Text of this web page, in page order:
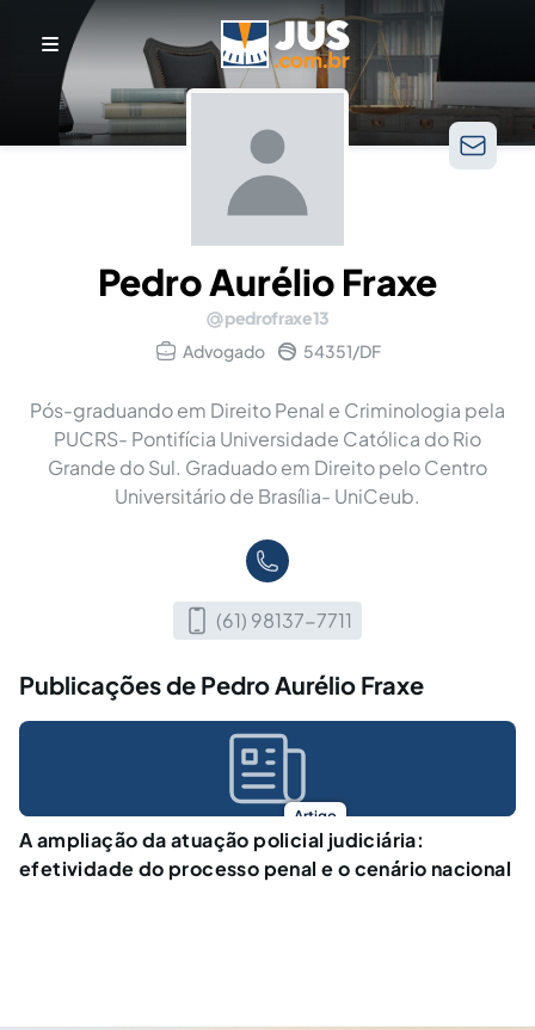
Pedro Aurélio Fraxe
pedrofraxe13
Advogado
54351/DF
Pós-graduando em Direito Penal e Criminologia pela
PUCRS- Pontifícia Universidade Católica do Rio
Grande do Sul. Graduado em Direito pelo Centro
Universitário de Brasília- UniCeub.
(61) 98137-7711
Publicações de Pedro Aurélio Fraxe
Artigo
A ampliação da atuação policial judiciária:
efetividade do processo penal e o cenário nacional